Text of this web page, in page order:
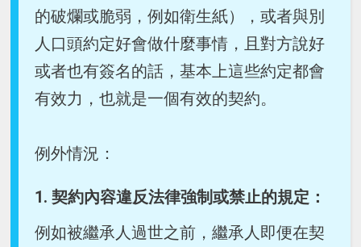
的破爛或脆弱，例如衛生紙），或者與別
人口頭約定好會做什麼事情，且對方說好
或者也有簽名的話，基本上這些約定都會
有效力，也就是一個有效的契約。
例外情況：
1. 契約內容違反法律強制或禁止的規定：
例如被繼承人過世之前，繼承人即便在契